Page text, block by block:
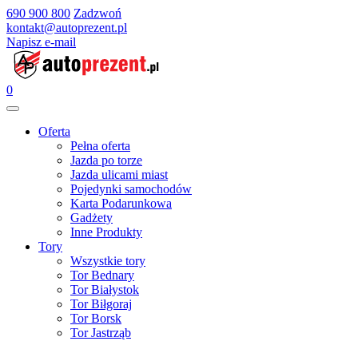
690 900 800 Zadzwoń
kontakt@autoprezent.pl
Napisz e-mail
0
Oferta
Pełna oferta
Jazda po torze
Jazda ulicami miast
Pojedynki samochodów
Karta Podarunkowa
Gadżety
Inne Produkty
Tory
Wszystkie tory
Tor Bednary
Tor Białystok
Tor Biłgoraj
Tor Borsk
Tor Jastrząb